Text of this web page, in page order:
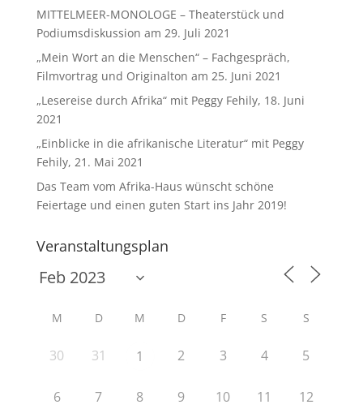
MITTELMEER-MONOLOGE – Theaterstück und
Podiumsdiskussion am 29. Juli 2021
„Mein Wort an die Menschen“ – Fachgespräch,
Filmvortrag und Originalton am 25. Juni 2021
„Lesereise durch Afrika“ mit Peggy Fehily, 18. Juni
2021
„Einblicke in die afrikanische Literatur“ mit Peggy
Fehily, 21. Mai 2021
Das Team vom Afrika-Haus wünscht schöne
Feiertage und einen guten Start ins Jahr 2019!
Veranstaltungsplan
M D M D F S S
30 31 1 2 3 4 5
6 7 8 9 10 11 12